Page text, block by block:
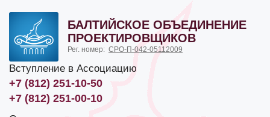
БАЛТИЙСКОЕ ОБЪЕДИНЕНИЕ
ПРОЕКТИРОВЩИКОВ
Рег. номер: СРО-П-042-05112009
Вступление в Ассоциацию
+7 (812) 251-10-50
+7 (812) 251-00-10